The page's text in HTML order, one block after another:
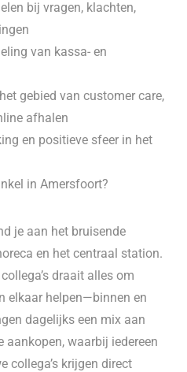
bij vragen, klachten,
van kassa- en
gebied van customer care,
afhalen
en positieve sfeer in het
in Amersfoort?
je aan het bruisende
en het centraal station.
draait alles om
elkaar helpen—binnen en
dagelijks een mix aan
aankopen, waarbij iedereen
collega’s krijgen direct